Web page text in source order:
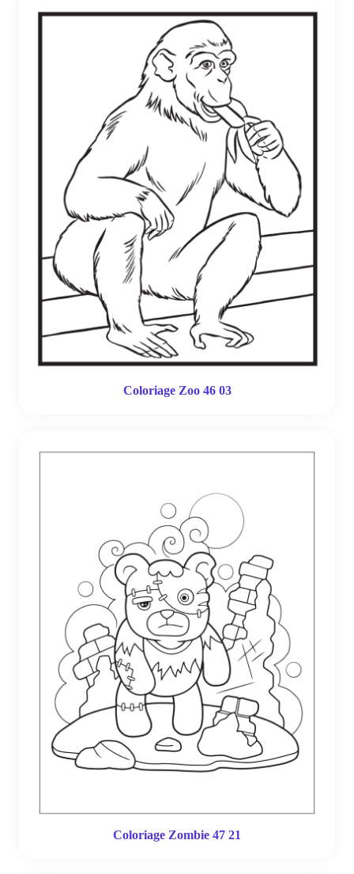
Coloriage Zoo 46 03
Coloriage Zombie 47 21